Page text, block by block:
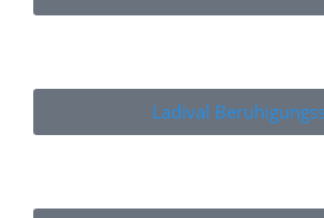
Ladival